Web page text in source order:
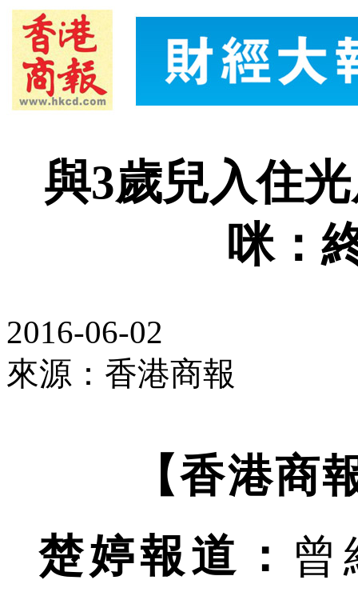
與3歲兒入住
咪：
2016-06-02
來源：香港商報
【香港商
楚婷報道： 曾